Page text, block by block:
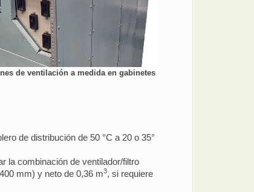
de ventilación a medida en gabinetes
de distribución de 50 °C a 20 o 35°
la combinación de ventilador/filtro
mm) y neto de 0,36 m3, si requiere